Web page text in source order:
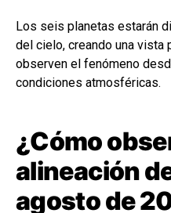
Los seis planetas estarán
del cielo, creando una vista
observen el fenómeno
condiciones atmosféricas.
¿Cómo
alineación
agosto de